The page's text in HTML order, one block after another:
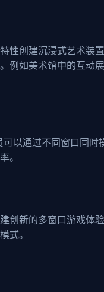
性创建沉浸式艺术装
例如美术馆中的互动
以通过不同窗口同时
。
创新的多窗口游戏体
式。